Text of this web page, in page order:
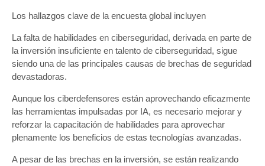
Los hallazgos clave de la encuesta global incluyen
La falta de habilidades en ciberseguridad, derivada en parte de
la inversión insuficiente en talento de ciberseguridad, sigue
siendo una de las principales causas de brechas de seguridad
devastadoras.
Aunque los ciberdefensores están aprovechando eficazmente
las herramientas impulsadas por IA, es necesario mejorar y
reforzar la capacitación de habilidades para aprovechar
plenamente los beneficios de estas tecnologías avanzadas.
A pesar de las brechas en la inversión, se están realizando